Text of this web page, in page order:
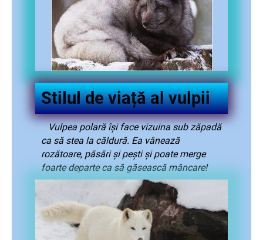
Stilul de viață al vulpii
Vulpea polară își face vizuina sub zăpadă
ca să stea la căldură. Ea vânează
rozătoare, păsări și pești și poate merge
foarte departe ca să găsească mâncare!